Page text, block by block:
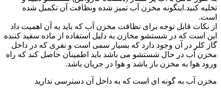
تخلیه کنید.اینگونه مخزن آب تمیز شده ونظافت آن تکمیل شده
است.
از نکات قابل توجه برای نظافت مخزن آب که باید به آن اهمیت داد
این است که در شستشو مخازن به دلیل استفاده از ماده سفید کننده
گاز کلر در آن وجود دارد که بسیار سمی است و نفری که در داخل
مخزن آب در حال شستشو می باشد باید اطمینان حاصل کند که راه
ورود هوا به مخزن باز باشد و هوا در جریان باشد.
مخزن آب به گونه ای است که به داخل آن دسترسی ندارید